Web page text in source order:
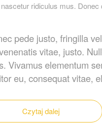
ridiculus mus.
pede justo, fringilla
vitae, justo.
Vivamus elementum
eu, consequat vitae,
Czytaj dalej